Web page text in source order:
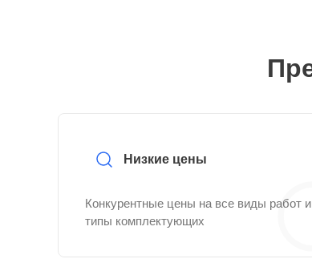
Низкие цены
Конкурентные цены на все виды работ и
типы комплектующих